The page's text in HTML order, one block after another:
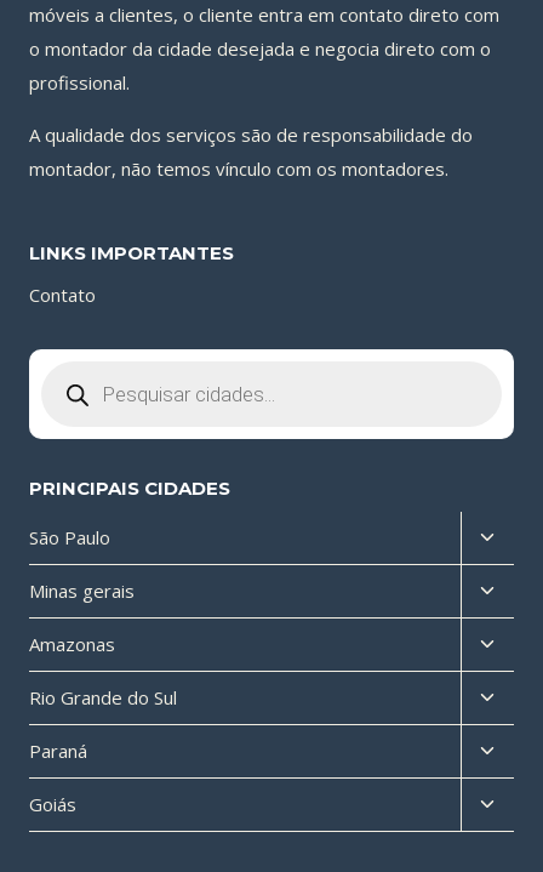
móveis a clientes, o cliente entra em contato direto com
o montador da cidade desejada e negocia direto com o
profissional.
A qualidade dos serviços são de responsabilidade do
montador, não temos vínculo com os montadores.
LINKS IMPORTANTES
Contato
produtos
PRINCIPAIS CIDADES
São Paulo
menu
filho
Minas gerais
menu
filho
Amazonas
menu
filho
Rio Grande do Sul
menu
filho
Paraná
menu
filho
Goiás
menu